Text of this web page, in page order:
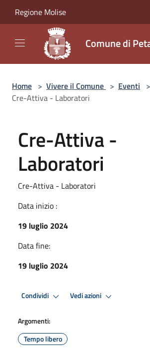
Regione Molise
Comune di
Home > Vivere il Comune > Eventi >
Cre-Attiva - Laboratori
Cre-Attiva -
Laboratori
Cre-Attiva - Laboratori
Data inizio :
19 luglio 2024
Data fine:
19 luglio 2024
Condividi Vedi azioni
Argomenti:
Tempo libero